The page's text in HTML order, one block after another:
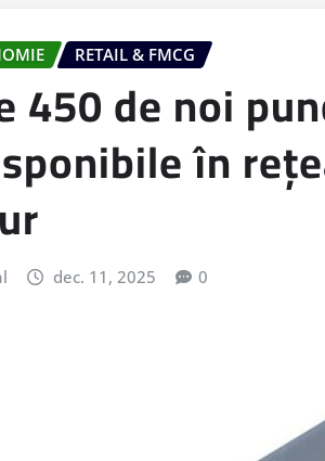
RETAIL & FMCG
450 de noi
în
dec. 11, 2025 0